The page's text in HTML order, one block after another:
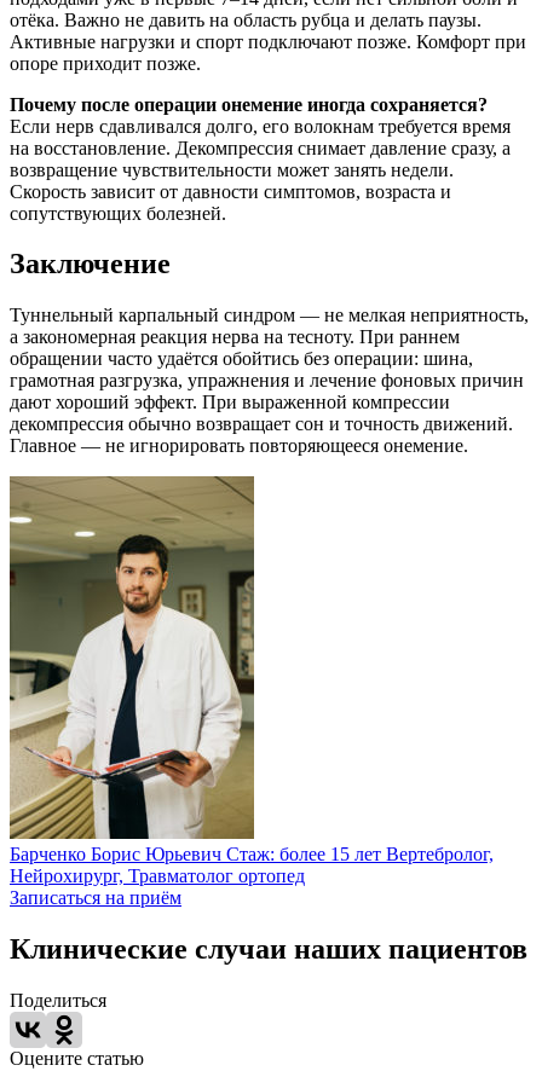
отёка. Важно не давить на область рубца и делать паузы.
Активные нагрузки и спорт подключают позже. Комфорт при
опоре приходит позже.
Почему после операции онемение иногда сохраняется?
Если нерв сдавливался долго, его волокнам требуется время
на восстановление. Декомпрессия снимает давление сразу, а
возвращение чувствительности может занять недели.
Скорость зависит от давности симптомов, возраста и
сопутствующих болезней.
Заключение
Туннельный карпальный синдром — не мелкая неприятность,
а закономерная реакция нерва на тесноту. При раннем
обращении часто удаётся обойтись без операции: шина,
грамотная разгрузка, упражнения и лечение фоновых причин
дают хороший эффект. При выраженной компрессии
декомпрессия обычно возвращает сон и точность движений.
Главное — не игнорировать повторяющееся онемение.
Барченко Борис Юрьевич Стаж: более 15 лет Вертебролог,
Нейрохирург, Травматолог ортопед
Записаться на приём
Клинические случаи наших пациентов
Поделиться
Оцените статью